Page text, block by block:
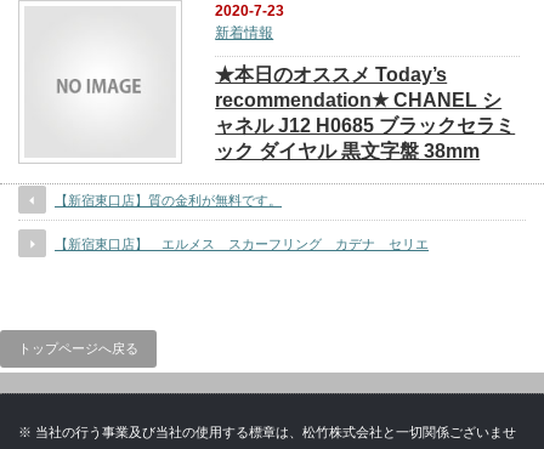
2020-7-23
新着情報
★本日のオススメ Today’s
recommendation★ CHANEL シ
ャネル J12 H0685 ブラックセラミ
ック ダイヤル 黒文字盤 38mm
【新宿東口店】質の金利が無料です。
【新宿東口店】 エルメス スカーフリング カデナ セリエ
トップページへ戻る
※ 当社の行う事業及び当社の使用する標章は、松竹株式会社と一切関係ございませ